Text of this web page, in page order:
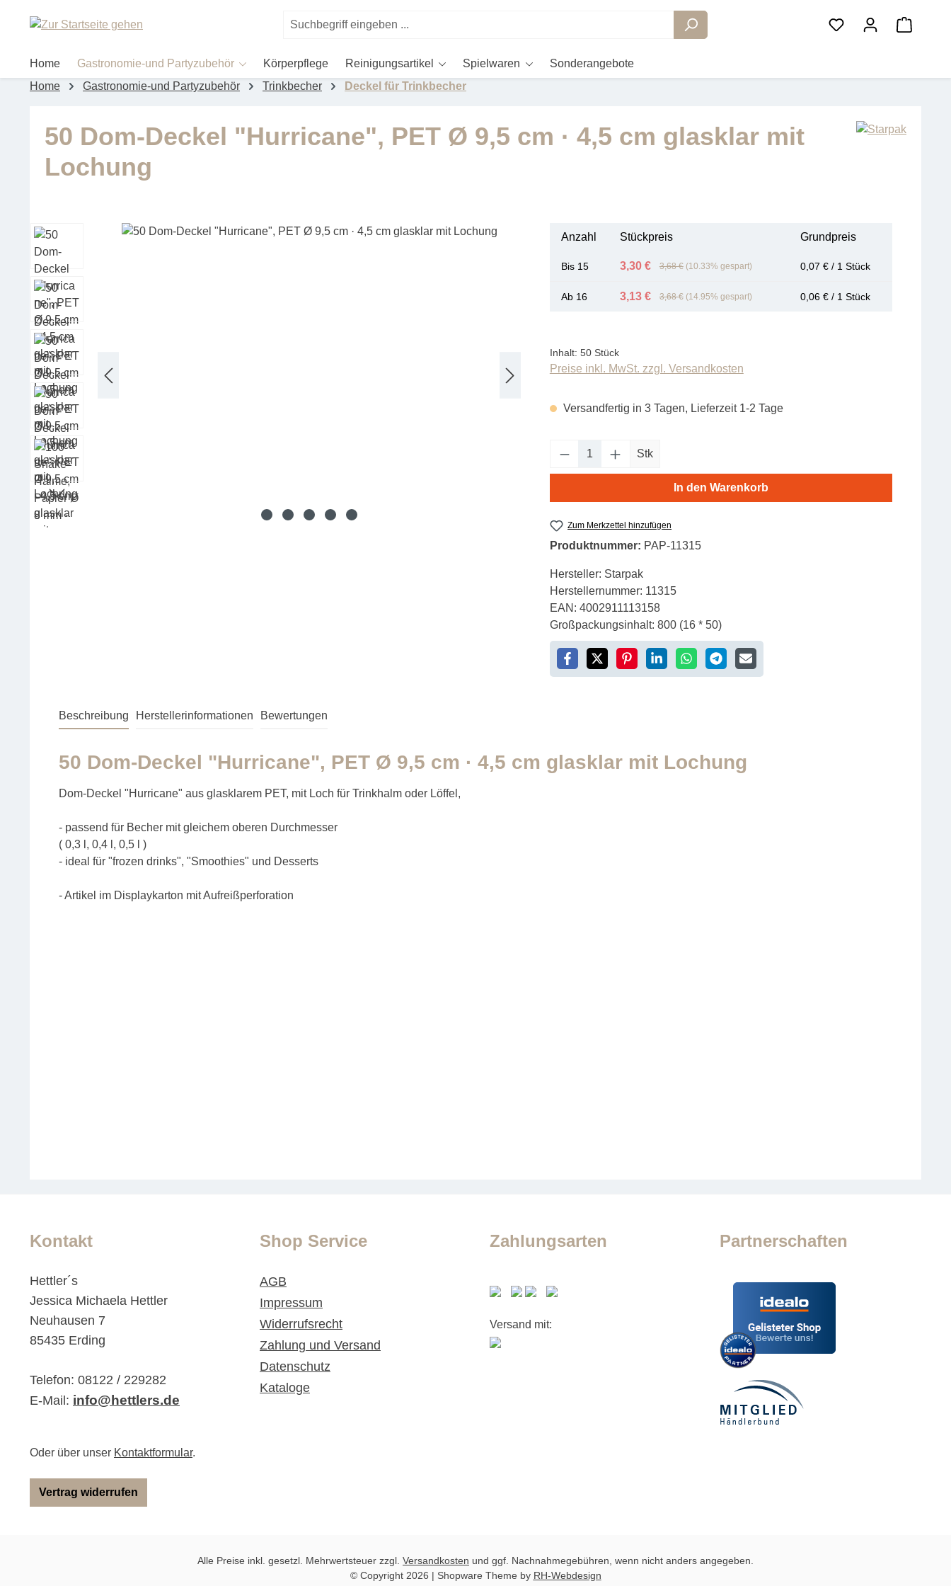
Hauptinhalt springen
Zur Suche springen
Home Gastronomie-und Partyzubehör Körperpflege Reinigungsartikel Spielwaren
Sonderangebote
Home
Gastronomie-und Partyzubehör Trinkbecher Deckel für Trinkbecher
50 Dom-Deckel "Hurricane", PET Ø 9,5 cm · 4,5 cm glasklar mit
Lochung
Bildergalerie überspringen
Anzahl Stückpreis Grundpreis
Bis 15 3,30 € 3,68 € (10.33% gespart) 0,07 € / 1 Stück
Ab 16 3,13 € 3,68 € (14.95% gespart) 0,06 € / 1 Stück
Inhalt: 50 Stück
Preise inkl. MwSt. zzgl. Versandkosten
Versandfertig in 3 Tagen, Lieferzeit 1-2 Tage
Produkt Anzahl: Gib den gewünschten Wert ein
Stk
In den Warenkorb
Zum Merkzettel hinzufügen
Produktnummer: PAP-11315
Hersteller: Starpak
Herstellernummer: 11315
EAN: 4002911113158
Großpackungsinhalt: 800 (16 * 50)
Beschreibung Herstellerinformationen Bewertungen
50 Dom-Deckel "Hurricane", PET Ø 9,5 cm · 4,5 cm glasklar mit Lochung
Dom-Deckel "Hurricane" aus glasklarem PET, mit Loch für Trinkhalm oder Löffel,
- passend für Becher mit gleichem oberen Durchmesser
( 0,3 l, 0,4 l, 0,5 l )
- ideal für "frozen drinks", "Smoothies" und Desserts
- Artikel im Displaykarton mit Aufreißperforation
Kontakt
Hettler´s
Jessica Michaela Hettler
Neuhausen 7
85435 Erding
Telefon: 08122 / 229282
E-Mail: info@hettlers.de
Oder über unser Kontaktformular.
Vertrag widerrufen
Shop Service
AGB
Impressum
Widerrufsrecht
Zahlung und Versand
Datenschutz
Kataloge
Zahlungsarten
Versand mit:
Partnerschaften
Alle Preise inkl. gesetzl. Mehrwertsteuer zzgl. Versandkosten und ggf. Nachnahmegebühren, wenn nicht anders angegeben.
© Copyright 2026 | Shopware Theme by RH-Webdesign